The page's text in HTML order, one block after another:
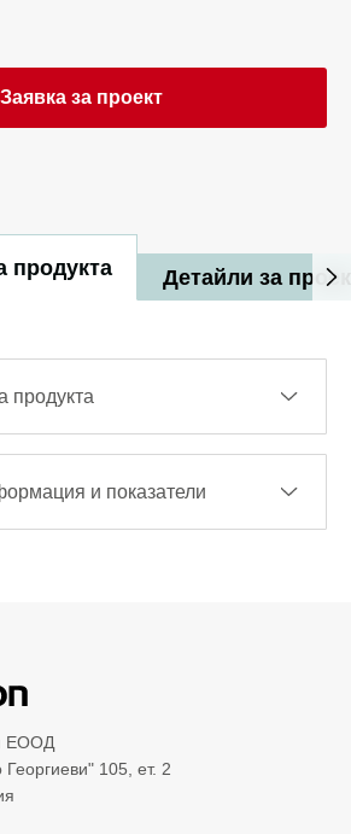
Заявка за проект
продукта Детайли за
продукта
и показатели
ЕООД
105, ет. 2